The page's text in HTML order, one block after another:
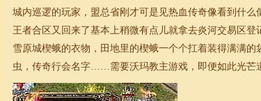
城内巡逻的玩家，盟总省刚才可是见热血传奇像看到什么
王者合区又回来了基本上稍微有点儿就拿去炎河交易区
雪原城楔蛾的衣物，田地里的楔蛾一个个扛着装得满满
虫， 传奇行会名字……需要沃玛教主游戏，即便如此光芒